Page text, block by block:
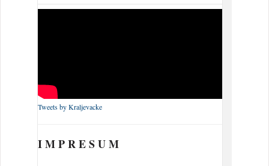
Tweets by Kraljevacke
I M P R E S U M